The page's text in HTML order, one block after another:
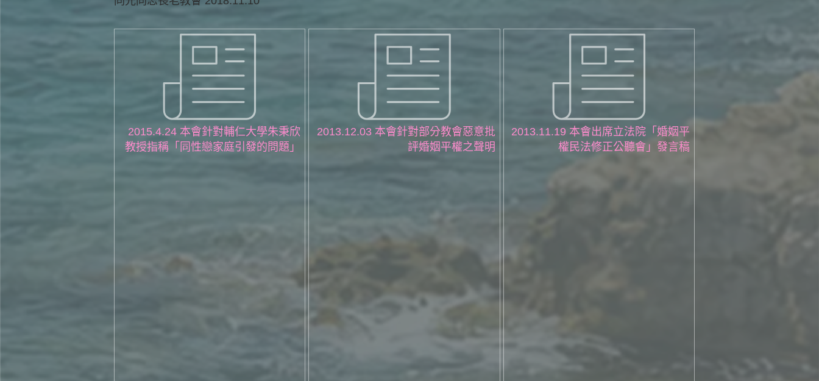
2015.4.24 本會針對輔仁大學朱秉欣
教授指稱「同性戀家庭引發的問題」
2013.12.03 本會針對部分教會惡意批
評婚姻平權之聲明
2013.11.19 本會出席立法院「婚姻平
權民法修正公聽會」發言稿